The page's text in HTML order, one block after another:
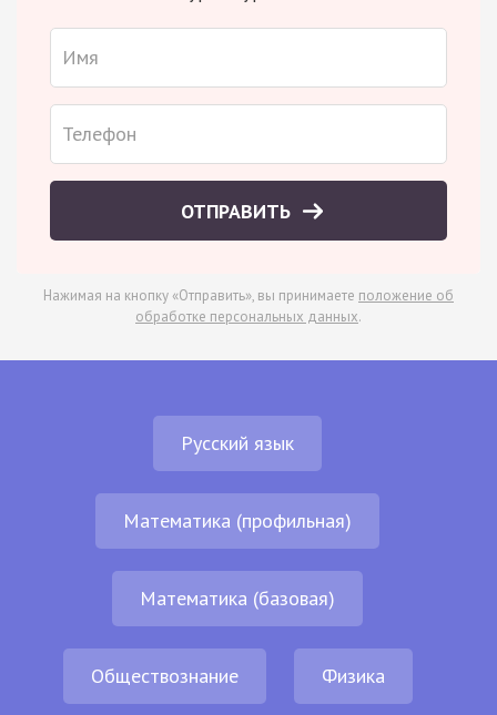
ОТПРАВИТЬ
Нажимая на кнопку «Отправить», вы принимаете положение об
обработке персональных данных.
Русский язык
Математика (профильная)
Математика (базовая)
Обществознание Физика